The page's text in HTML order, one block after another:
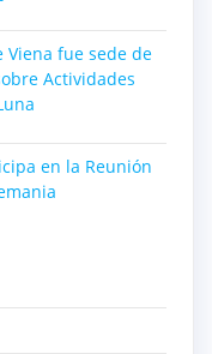
Viena fue sede de
Actividades
en la Reunión